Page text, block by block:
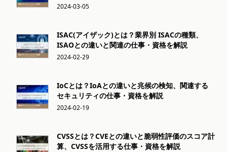
2024-03-05
ISAC(アイザック)とは？業界別 ISACの種類、
ISAOとの違いと関連の仕事・資格を解説
2024-02-29
IoCとは？IoAとの違いと兆候の検知、関連する
セキュリティの仕事・資格を解説
2024-02-19
CVSSとは？CVEとの違いと脆弱性評価のスコア計
算、CVSSを活用する仕事・資格を解説